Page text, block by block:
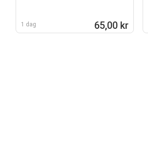
1 dag 65,00 kr